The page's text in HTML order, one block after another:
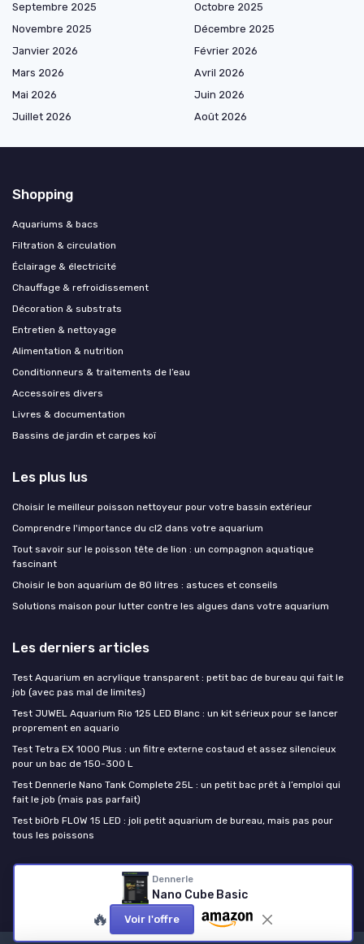
Dennerle
Nano Cube Basic
🔥 Voir l'offre
Septembre 2025
Octobre 2025
Novembre 2025
Décembre 2025
Janvier 2026
Février 2026
Mars 2026
Avril 2026
Mai 2026
Juin 2026
Juillet 2026
Août 2026
Shopping
Aquariums & bacs
Filtration & circulation
Éclairage & électricité
Chauffage & refroidissement
Décoration & substrats
Entretien & nettoyage
Alimentation & nutrition
Conditionneurs & traitements de l’eau
Accessoires divers
Livres & documentation
Bassins de jardin et carpes koï
Les plus lus
Choisir le meilleur poisson nettoyeur pour votre bassin extérieur
Comprendre l'importance du cl2 dans votre aquarium
Tout savoir sur le poisson tête de lion : un compagnon aquatique
fascinant
Choisir le bon aquarium de 80 litres : astuces et conseils
Solutions maison pour lutter contre les algues dans votre aquarium
Les derniers articles
Test Aquarium en acrylique transparent : petit bac de bureau qui fait le
job (avec pas mal de limites)
Test JUWEL Aquarium Rio 125 LED Blanc : un kit sérieux pour se lancer
proprement en aquario
Test Tetra EX 1000 Plus : un filtre externe costaud et assez silencieux
pour un bac de 150-300 L
Test Dennerle Nano Tank Complete 25L : un petit bac prêt à l’emploi qui
fait le job (mais pas parfait)
Test biOrb FLOW 15 LED : joli petit aquarium de bureau, mais pas pour
tous les poissons
Passion Poissons